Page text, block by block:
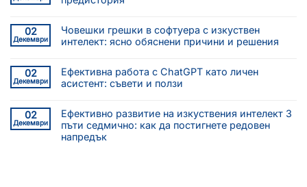
02
Декември
Човешки грешки в софтуера с изкуствен
интелект: ясно обяснени причини и решения
02
Декември
Ефективна работа с ChatGPT като личен
асистент: съвети и ползи
02
Декември
Ефективно развитие на изкуствения интелект 3
пъти седмично: как да постигнете редовен
напредък